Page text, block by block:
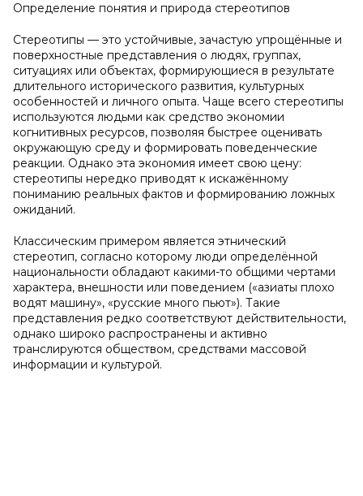
Определение понятия и природа стереотипов
Стереотипы — это устойчивые, зачастую упрощённые и
поверхностные представления о людях, группах,
ситуациях или объектах, формирующиеся в результате
длительного исторического развития, культурных
особенностей и личного опыта. Чаще всего стереотипы
используются людьми как средство экономии
когнитивных ресурсов, позволяя быстрее оценивать
окружающую среду и формировать поведенческие
реакции. Однако эта экономия имеет свою цену:
стереотипы нередко приводят к искажённому
пониманию реальных фактов и формированию ложных
ожиданий.
Классическим примером является этнический
стереотип, согласно которому люди определённой
национальности обладают какими-то общими чертами
характера, внешности или поведением («азиаты плохо
водят машину», «русские много пьют»). Такие
представления редко соответствуют действительности,
однако широко распространены и активно
транслируются обществом, средствами массовой
информации и культурой.